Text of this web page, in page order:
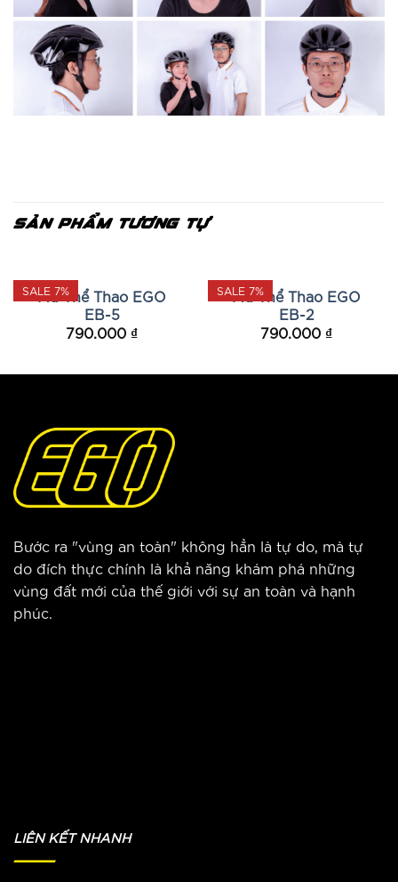
SẢN PHẨM TƯƠNG TỰ
SALE 7%
Mũ Thể Thao EGO
EB-5
790.000 ₫
SALE 7%
Mũ Thể Thao EGO
EB-2
790.000 ₫
Bước ra "vùng an toàn" không hẳn là tự do, mà tự
do đích thực chính là khả năng khám phá những
vùng đất mới của thế giới với sự an toàn và hạnh
phúc.
LIÊN KẾT NHANH